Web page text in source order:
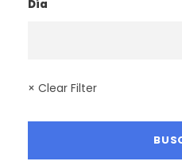
Día
× Clear Filter